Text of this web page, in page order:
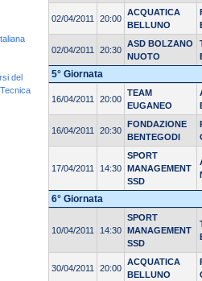
02/04/2011 20:00
ACQUATICA
BELLUNO
02/04/2011 20:30
ASD BOLZANO
NUOTO
5° Giornata
16/04/2011 20:00
TEAM
EUGANEO
16/04/2011 20:30
FONDAZIONE
BENTEGODI
17/04/2011 14:30
SPORT
MANAGEMENT
SSD
6° Giornata
10/04/2011 14:30
SPORT
MANAGEMENT
SSD
30/04/2011 20:00
ACQUATICA
BELLUNO